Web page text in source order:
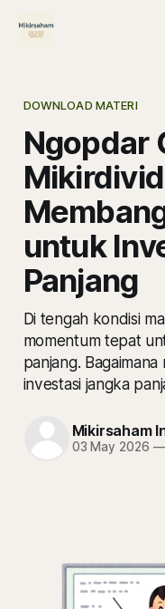
DOWNLOAD MATERI
Ngopdar
untuk
Panjang
Di tengah kondisi
momentum tepat
panjang.
investasi jangka
Mikirsaham
03 May 2026 —